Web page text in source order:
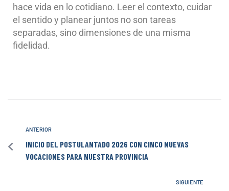
hace vida en lo cotidiano. Leer el contexto, cuidar
el sentido y planear juntos no son tareas
separadas, sino dimensiones de una misma
fidelidad.
ANTERIOR
INICIO DEL POSTULANTADO 2026 CON CINCO NUEVAS
VOCACIONES PARA NUESTRA PROVINCIA
SIGUIENTE